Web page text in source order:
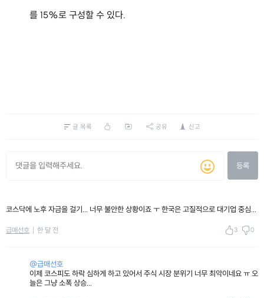
를 15%로 구성할 수 있다.
글 목록 공유 신고
등록
코스닥에 노후 자금을 걸기... 너무 불안한 상황이죠 ㅜ 한국은 고질적으로 대기업 중심...
급매선호 한 달 전 3 0
@급매선호
이제 코스피도 하락 심하게 하고 있어서 주식 시장 분위기 너무 최악이네요 ㅠ 오
늘은 그냥 소폭 상승...